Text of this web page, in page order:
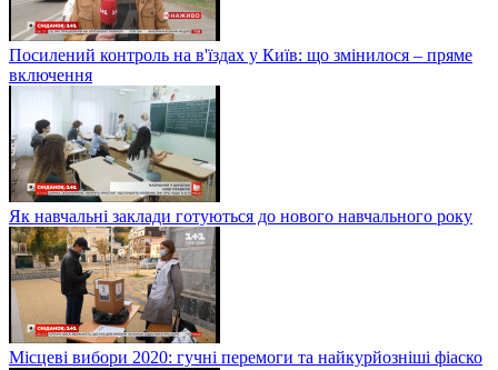
Посилений контроль на в'їздах у Київ: що змінилося – пряме
включення
Як навчальні заклади готуються до нового навчального року
Місцеві вибори 2020: гучні перемоги та найкурйозніші фіаско